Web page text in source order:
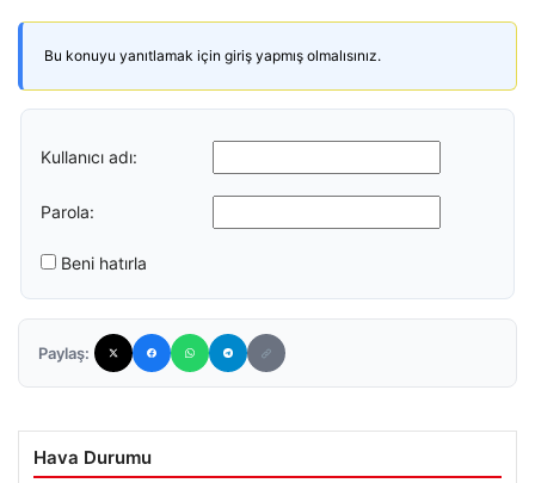
Bu konuyu yanıtlamak için giriş yapmış olmalısınız.
Kullanıcı adı:
Parola:
Beni hatırla
Paylaş:
Hava Durumu